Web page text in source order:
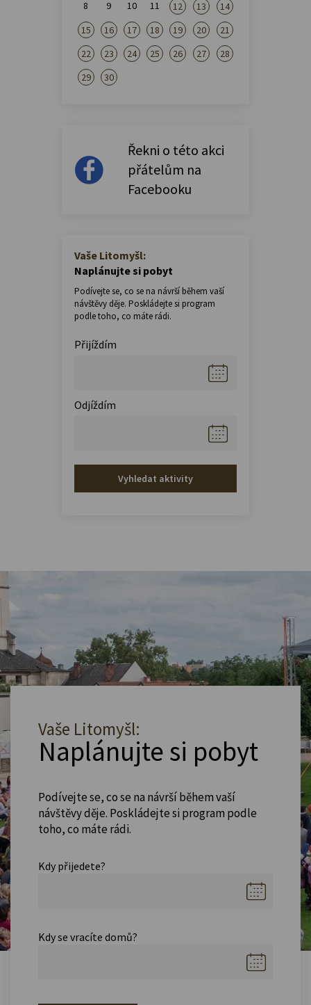
8 9 10 11 12 13
14
15
16 17 18 19 20
21
22
23 24 25 26 27
28
29
30
Řekni o této akci
přátelům na
Facebooku
Vaše Litomyšl:
Naplánujte si pobyt
Podívejte se, co se na návrší během vaší
návštěvy děje. Poskládejte si program
podle toho, co máte rádi.
Přijíždím
Odjíždím
Vyhledat aktivity
Vaše Litomyšl:
Naplánujte si pobyt
Podívejte se, co se na návrší během vaší
návštěvy děje. Poskládejte si program podle
toho, co máte rádi.
Kdy přijedete?
Kdy se vracíte domů?